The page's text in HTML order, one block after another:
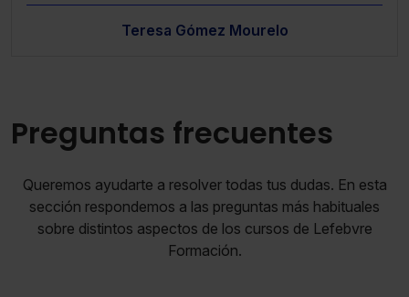
Teresa Gómez Mourelo
Preguntas frecuentes
Queremos ayudarte a resolver todas tus dudas. En esta
sección respondemos a las preguntas más habituales
sobre distintos aspectos de los cursos de Lefebvre
Formación.